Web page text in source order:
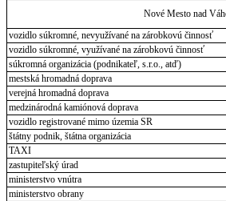
Nové Mesto nad
vozidlo súkromné, nevyužívané na zárobkovú činnosť
vozidlo súkromné, využívané na zárobkovú činnosť
súkromná organizácia (podnikateľ, s.r.o., atď)
mestská hromadná doprava
verejná hromadná doprava
medzinárodná kamiónová doprava
vozidlo registrované mimo územia SR
štátny podnik, štátna organizácia
TAXI
zastupiteľský úrad
ministerstvo vnútra
ministerstvo obrany